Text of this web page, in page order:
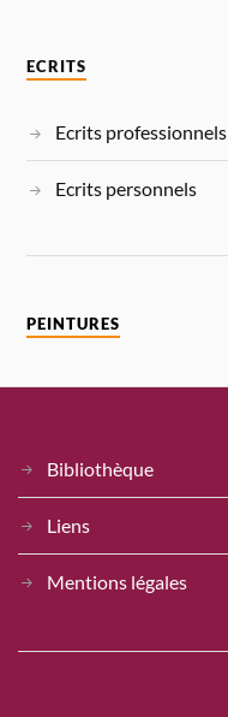
ECRITS
Ecrits professionnels
Ecrits personnels
PEINTURES
Bibliothèque
Liens
Mentions légales